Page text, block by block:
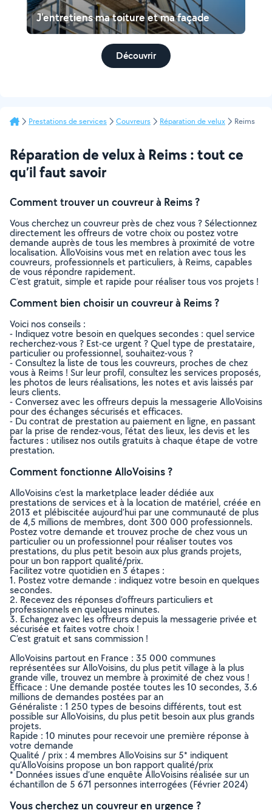
J'entretiens ma toiture et ma façade
Découvrir
Prestations de services Couvreurs Réparation de velux Reims
Réparation de velux à Reims : tout ce
qu’il faut savoir
Comment trouver un couvreur à Reims ?
Vous cherchez un couvreur près de chez vous ? Sélectionnez
directement les offreurs de votre choix ou postez votre
demande auprès de tous les membres à proximité de votre
localisation. AlloVoisins vous met en relation avec tous les
couvreurs, professionnels et particuliers, à Reims, capables
de vous répondre rapidement.
C’est gratuit, simple et rapide pour réaliser tous vos projets !
Comment bien choisir un couvreur à Reims ?
Voici nos conseils :
- Indiquez votre besoin en quelques secondes : quel service
recherchez-vous ? Est-ce urgent ? Quel type de prestataire,
particulier ou professionnel, souhaitez-vous ?
- Consultez la liste de tous les couvreurs, proches de chez
vous à Reims ! Sur leur profil, consultez les services proposés,
les photos de leurs réalisations, les notes et avis laissés par
leurs clients.
- Conversez avec les offreurs depuis la messagerie AlloVoisins
pour des échanges sécurisés et efficaces.
- Du contrat de prestation au paiement en ligne, en passant
par la prise de rendez-vous, l’état des lieux, les devis et les
factures : utilisez nos outils gratuits à chaque étape de votre
prestation.
Comment fonctionne AlloVoisins ?
AlloVoisins c’est la marketplace leader dédiée aux
prestations de services et à la location de matériel, créée en
2013 et plébiscitée aujourd’hui par une communauté de plus
de 4,5 millions de membres, dont 300 000 professionnels.
Postez votre demande et trouvez proche de chez vous un
particulier ou un professionnel pour réaliser toutes vos
prestations, du plus petit besoin aux plus grands projets,
pour un bon rapport qualité/prix.
Facilitez votre quotidien en 3 étapes :
1. Postez votre demande : indiquez votre besoin en quelques
secondes.
2. Recevez des réponses d’offreurs particuliers et
professionnels en quelques minutes.
3. Echangez avec les offreurs depuis la messagerie privée et
sécurisée et faites votre choix !
C’est gratuit et sans commission !
AlloVoisins partout en France : 35 000 communes
représentées sur AlloVoisins, du plus petit village à la plus
grande ville, trouvez un membre à proximité de chez vous !
Efficace : Une demande postée toutes les 10 secondes, 3.6
millions de demandes postées par an
Généraliste : 1 250 types de besoins différents, tout est
possible sur AlloVoisins, du plus petit besoin aux plus grands
projets.
Rapide : 10 minutes pour recevoir une première réponse à
votre demande
Qualité / prix : 4 membres AlloVoisins sur 5* indiquent
qu’AlloVoisins propose un bon rapport qualité/prix
* Données issues d’une enquête AlloVoisins réalisée sur un
échantillon de 5 671 personnes interrogées (Février 2024)
Vous cherchez un couvreur en urgence ?